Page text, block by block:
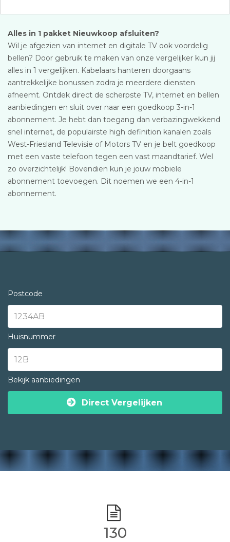
Alles in 1 pakket Nieuwkoop afsluiten?
Wil je afgezien van internet en digitale TV ook voordelig
bellen? Door gebruik te maken van onze vergelijker kun jij
alles in 1 vergelijken. Kabelaars hanteren doorgaans
aantrekkelijke bonussen zodra je meerdere diensten
afneemt. Ontdek direct de scherpste TV, internet en bellen
aanbiedingen en sluit over naar een goedkoop 3-in-1
abonnement. Je hebt dan toegang dan verbazingwekkend
snel internet, de populairste high definition kanalen zoals
West-Friesland Televisie of Motors TV en je belt goedkoop
met een vaste telefoon tegen een vast maandtarief. Wel
zo overzichtelijk! Bovendien kun je jouw mobiele
abonnement toevoegen. Dit noemen we een 4-in-1
abonnement.
Postcode
Huisnummer
Bekijk aanbiedingen
Direct Vergelijken
130